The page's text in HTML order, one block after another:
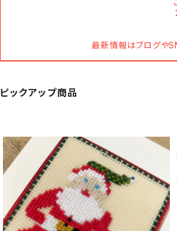
最新情報はブログや
ピックアップ商品
サンタクロース（クリスマスカード）
SOLD OUT